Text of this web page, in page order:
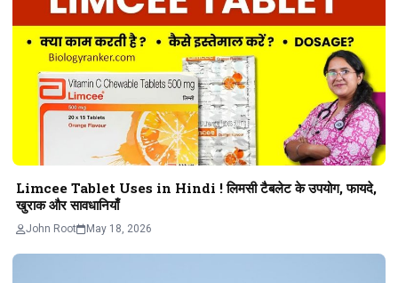
Limcee Tablet Uses in Hindi ! लिमसी टैबलेट के उपयोग, फायदे,
खुराक और सावधानियाँ
John Root May 18, 2026